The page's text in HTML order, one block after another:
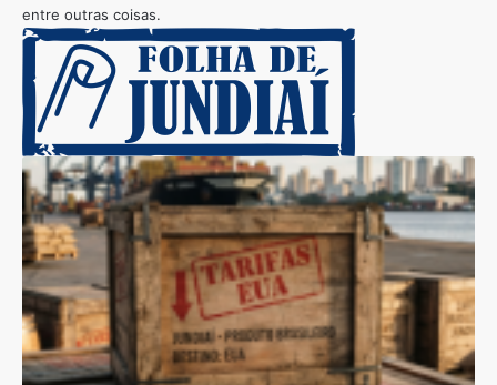
entre outras coisas.